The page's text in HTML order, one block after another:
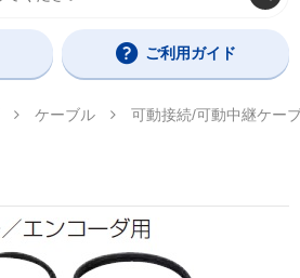
ご利用ガイド
ケーブル 可動接続/可動中継ケー